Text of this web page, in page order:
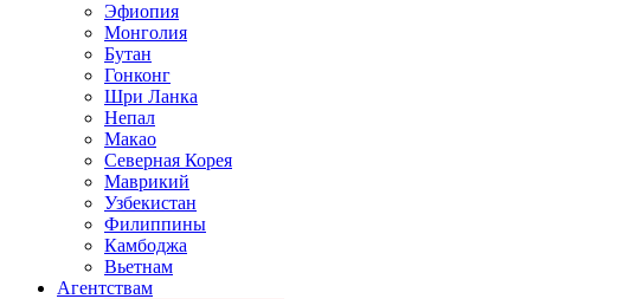
Эфиопия
Монголия
Бутан
Гонконг
Шри Ланка
Непал
Макао
Северная Корея
Маврикий
Узбекистан
Филиппины
Камбоджа
Вьетнам
Агентствам